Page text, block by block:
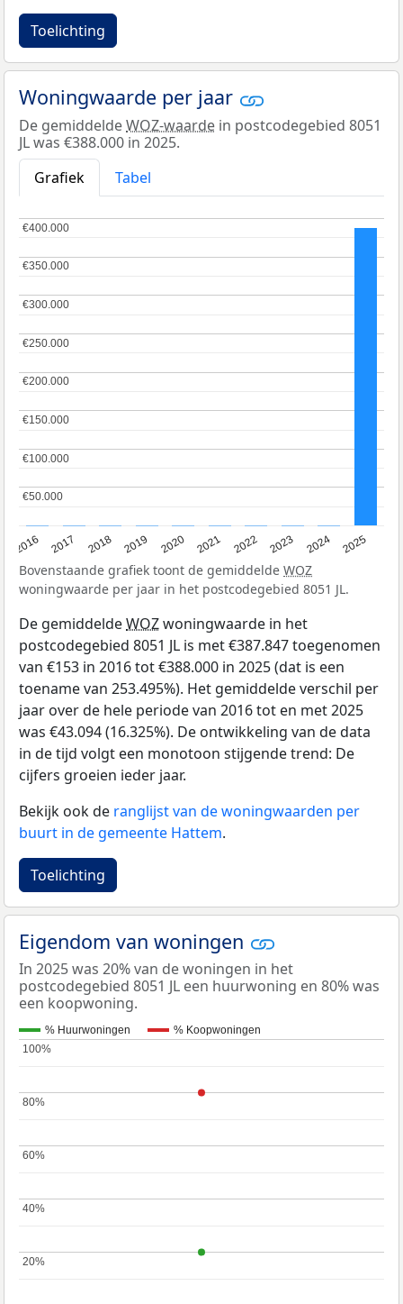
Toelichting
Woningwaarde per jaar
De gemiddeldeWOZ-waarde in postcodegebied 8051
JL was €388.000 in 2025.
Grafiek
Tabel
2016 2017 2018 2019 2020 2021 2022 2023 2024 2025
€50.000
€50.000
€100.000
€100.000
€150.000
€150.000
€200.000
€200.000
€250.000
€250.000
€300.000
€300.000
€350.000
€350.000
€400.000
€400.000
Bovenstaande grafiek toont de gemiddelde WOZ
woningwaarde per jaar in het postcodegebied 8051 JL.
De gemiddeldeWOZwoningwaarde in het
postcodegebied 8051 JL is met €387.847 toegenomen
van €153 in 2016 tot €388.000 in 2025 (dat is een
toename van 253.495%). Het gemiddelde verschil per
jaar over de hele periode van 2016 tot en met 2025
was €43.094 (16.325%). De ontwikkeling van de data
in de tijd volgt een monotoon stijgende trend: De
cijfers groeien ieder jaar.
Bekijk ook de ranglijst van de woningwaarden per
buurt in de gemeente Hattem.
Toelichting
Eigendom van woningen
In 2025 was 20% van de woningen in het
postcodegebied 8051 JL een huurwoning en 80% was
een koopwoning.
% Huurwoningen % Koopwoningen
20%
20%
40%
40%
60%
60%
80%
80%
100%
100%